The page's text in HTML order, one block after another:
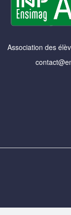
Association des